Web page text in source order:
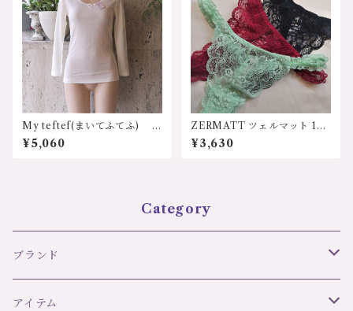
My teftef(まいてふてふ) ふ
わふわコットンシリーズ 長
袖インナー 長袖シャツ
¥5,060
ZERMATT ツェルマット 109
1 サイドストリングタンガ
Ｍサイズ 日本製
¥3,630
Category
ブランド
リズ・シャルメル LISE CHARMEL
アイテム